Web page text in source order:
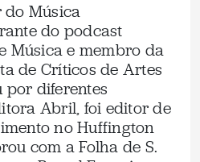
Música
do podcast
Música e membro da
de Críticos de Artes
por diferentes
Abril, foi editor de
no Huffington
com a Folha de S.